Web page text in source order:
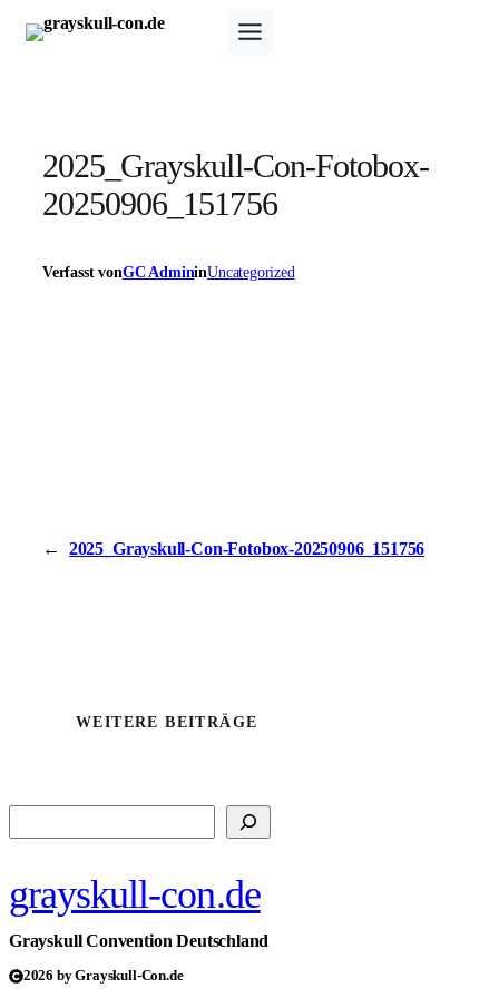
Zum
Inhalt
2025_Grayskull-Con-Fotobox-
20250906_151756
Verfasst vonGC AdmininUncategorized
← 2025_Grayskull-Con-Fotobox-20250906_151756
WEITERE BEITRÄGE
grayskull-con.de
Grayskull Convention Deutschland
2026 by Grayskull-Con.de